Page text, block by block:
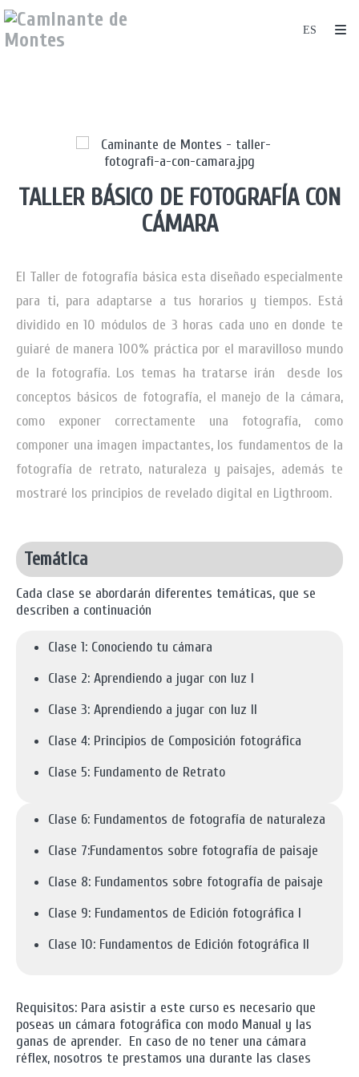
TALLER BÁSICO DE FOTOGRAFÍA CON
CÁMARA
El Taller de fotografía básica esta diseñado especialmente
para ti, para adaptarse a tus horarios y tiempos. Está
dividido en 10 módulos de 3 horas cada uno en donde te
guiaré de manera 100% práctica por el maravilloso mundo
de la fotografía. Los temas ha tratarse irán desde los
conceptos básicos de fotografía, el manejo de la cámara,
como exponer correctamente una fotografía, como
componer una imagen impactantes, los fundamentos de la
fotografía de retrato, naturaleza y paisajes, además te
mostraré los principios de revelado digital en Ligthroom.
Temática
Cada clase se abordarán diferentes temáticas, que se
describen a continuación
Clase 1: Conociendo tu cámara
Clase 2: Aprendiendo a jugar con luz I
Clase 3: Aprendiendo a jugar con luz II
Clase 4: Principios de Composición fotográfica
Clase 5: Fundamento de Retrato
Clase 6: Fundamentos de fotografía de naturaleza
Clase 7:Fundamentos sobre fotografía de paisaje
Clase 8: Fundamentos sobre fotografía de paisaje
Clase 9: Fundamentos de Edición fotográfica I
Clase 10: Fundamentos de Edición fotográfica II
Requisitos: Para asistir a este curso es necesario que
poseas un cámara fotográfica con modo Manual y las
ganas de aprender. En caso de no tener una cámara
réflex, nosotros te prestamos una durante las clases